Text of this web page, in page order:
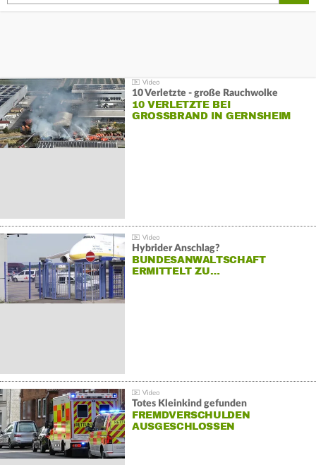
10 Verletzte - große Rauchwolke
10 VERLETZTE BEI
GROSSBRAND IN GERNSHEIM
Hybrider Anschlag?
BUNDESANWALTSCHAFT
ERMITTELT ZU…
Totes Kleinkind gefunden
FREMDVERSCHULDEN
AUSGESCHLOSSEN